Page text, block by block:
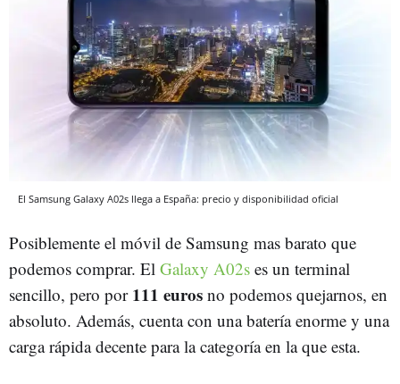
El Samsung Galaxy A02s llega a España: precio y disponibilidad oficial
Posiblemente el móvil de Samsung mas barato que
podemos comprar. El Galaxy A02s es un terminal
sencillo, pero por111 euros no podemos quejarnos, en
absoluto. Además, cuenta con una batería enorme y una
carga rápida decente para la categoría en la que esta.